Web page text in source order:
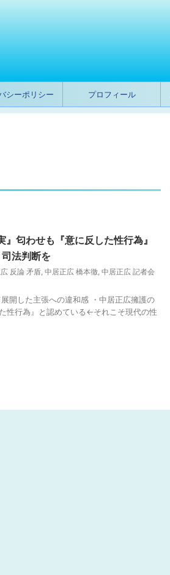
シーポリシー プロフィール
匂わせも『意に反した性行為』
法判断を
反論 矛盾, 中居正広 橋本徹, 中居正広 記者会
開した主張への違和感 ・中居正広擁護の
性行為』と認めている←それこそ現代の性